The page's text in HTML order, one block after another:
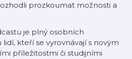
prozkoumat možnosti a
je plný osobních
kteří se vyrovnávají s novým
příležitostmi či studijními